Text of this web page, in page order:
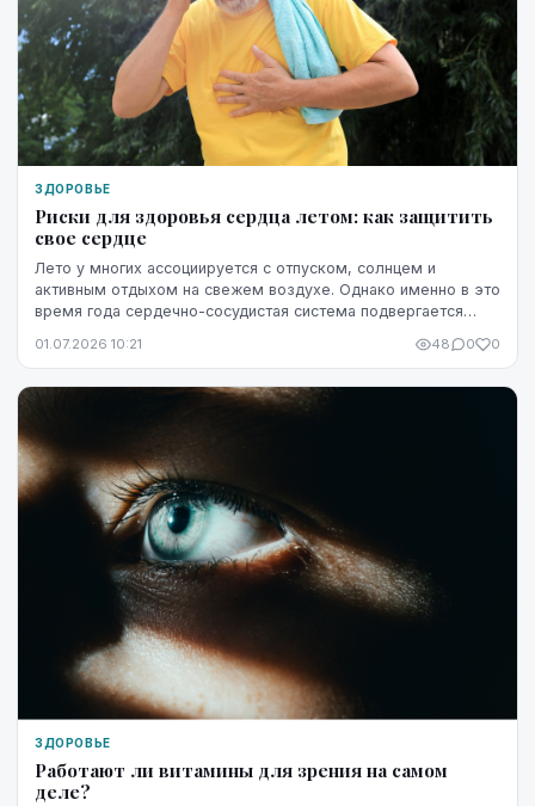
ЗДОРОВЬЕ
Риски для здоровья сердца летом: как защитить
свое сердце
Лето у многих ассоциируется с отпуском, солнцем и
активным отдыхом на свежем воздухе. Однако именно в это
время года сердечно-сосудистая система подвергается
01.07.2026 10:21 48 0 0
ЗДОРОВЬЕ
Работают ли витамины для зрения на самом
деле?